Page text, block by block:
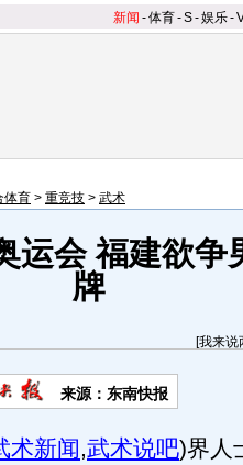
新闻 -体育-S-娱乐-
体育 > 重竞技 > 武术
运会 福建欲争
牌
[我来说
来源：东南快报
术新闻,武术说吧)界人